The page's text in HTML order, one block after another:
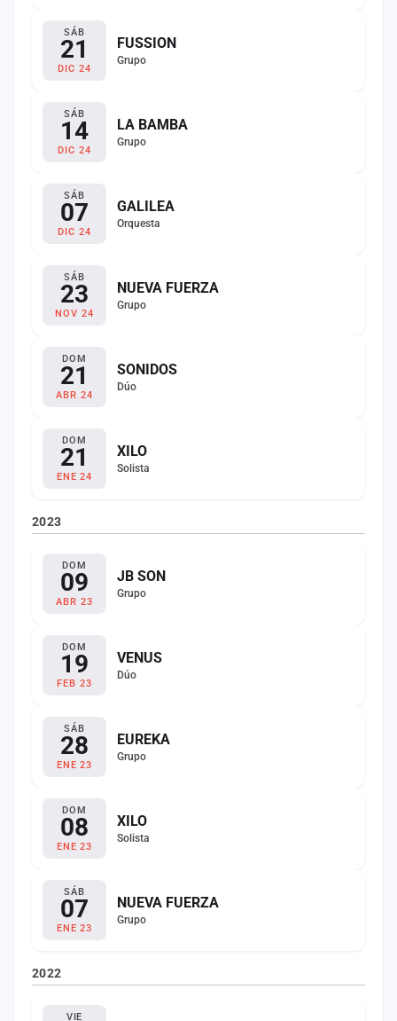
SÁB
21
DIC 24
FUSSION
Grupo
SÁB
14
DIC 24
LA BAMBA
Grupo
SÁB
07
DIC 24
GALILEA
Orquesta
SÁB
23
NOV 24
NUEVA FUERZA
Grupo
DOM
21
ABR 24
SONIDOS
Dúo
DOM
21
ENE 24
XILO
Solista
2023
DOM
09
ABR 23
JB SON
Grupo
DOM
19
FEB 23
VENUS
Dúo
SÁB
28
ENE 23
EUREKA
Grupo
DOM
08
ENE 23
XILO
Solista
SÁB
07
ENE 23
NUEVA FUERZA
Grupo
2022
VIE